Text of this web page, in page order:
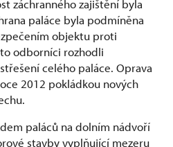
záchranného zajištění byla
paláce byla podmíněna
objektu proti
odborníci rozhodli
celého paláce. Oprava
2012 pokládkou nových
paláců na dolním nádvoří
stavby vyplňující mezeru